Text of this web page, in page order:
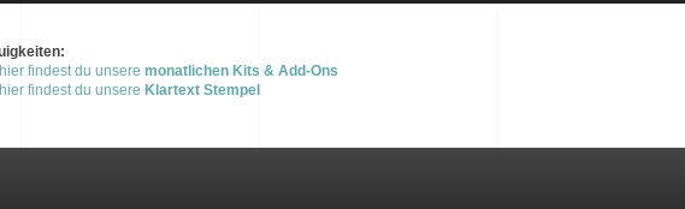
findest du unsere monatlichen Kits & Add-Ons
findest du unsere Klartext Stempel